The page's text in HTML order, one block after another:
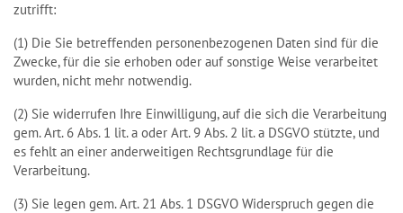
zutrifft:
(1) Die Sie betreffenden personenbezogenen Daten sind für die
Zwecke, für die sie erhoben oder auf sonstige Weise verarbeitet
wurden, nicht mehr notwendig.
(2) Sie widerrufen Ihre Einwilligung, auf die sich die Verarbeitung
gem. Art. 6 Abs. 1 lit. a oder Art. 9 Abs. 2 lit. a DSGVO stützte, und
es fehlt an einer anderweitigen Rechtsgrundlage für die
Verarbeitung.
(3) Sie legen gem. Art. 21 Abs. 1 DSGVO Widerspruch gegen die